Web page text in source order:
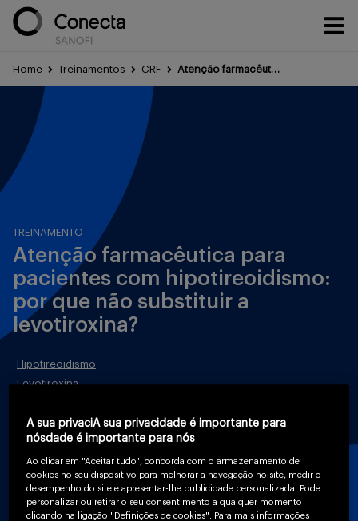
Conteúdos
Eventos
Treinamentos
Portfólio
Serviços
Sobre
Home Treinamentos CRF Atenção farmacêutica para pacientes com hipotireoidismo: por que não substituir a levotiroxina?
TREINAMENTO
Atenção farmacêutica para
pacientes com hipotireoidismo:
por que não substituir a
levotiroxina?
Hipotireoidismo
Levotiroxina
A sua privaciA sua privacidade é importante para
nósdade é importante para nós
Ao clicar em "Aceitar tudo", concorda com o armazenamento de
cookies no seu dispositivo para melhorar a navegação no site, medir o
desempenho do site e apresentar-lhe publicidade personalizada. Pode
personalizar ou retirar o seu consentimento a qualquer momento
clicando na ligação "Definições de cookies". Para mais informações